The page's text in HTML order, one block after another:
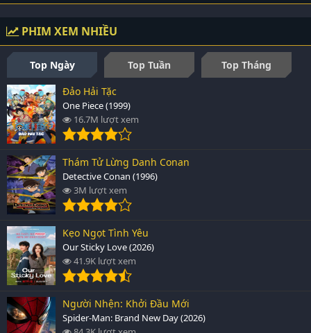
PHIM XEM NHIỀU
Top Ngày Top Tuần
Top Tháng
Đảo Hải Tặc
One Piece (1999)
16.7M lượt xem
Thám Tử Lừng Danh Conan
Detective Conan (1996)
3M lượt xem
Kẹo Ngọt Tình Yêu
Our Sticky Love (2026)
41.9K lượt xem
Người Nhện: Khởi Đầu Mới
Spider-Man: Brand New Day (2026)